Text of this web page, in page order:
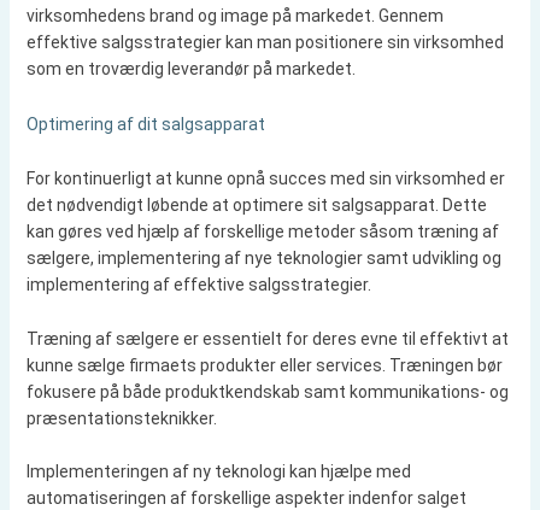
virksomhedens brand og image på markedet. Gennem
effektive salgsstrategier kan man positionere sin virksomhed
som en troværdig leverandør på markedet.
Optimering af dit salgsapparat
For kontinuerligt at kunne opnå succes med sin virksomhed er
det nødvendigt løbende at optimere sit salgsapparat. Dette
kan gøres ved hjælp af forskellige metoder såsom træning af
sælgere, implementering af nye teknologier samt udvikling og
implementering af effektive salgsstrategier.
Træning af sælgere er essentielt for deres evne til effektivt at
kunne sælge firmaets produkter eller services. Træningen bør
fokusere på både produktkendskab samt kommunikations- og
præsentationsteknikker.
Implementeringen af ny teknologi kan hjælpe med
automatiseringen af forskellige aspekter indenfor salget